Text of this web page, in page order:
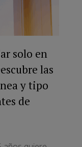
solo en
las
y tipo
de